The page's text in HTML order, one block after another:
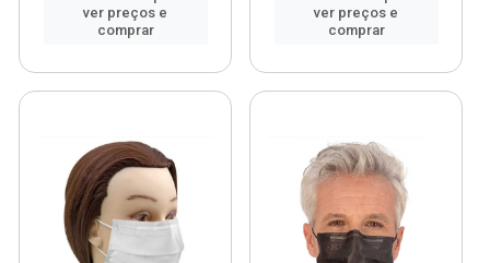
ver preços e
comprar
ver preços e
comprar